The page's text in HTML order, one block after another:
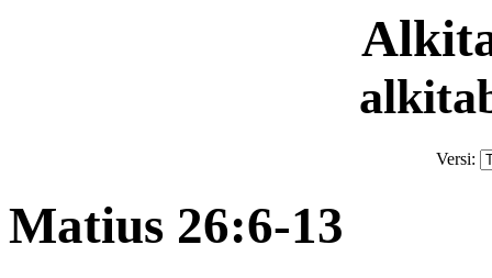
Versi:
Matius 26:6-13